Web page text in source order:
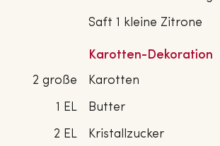
Saft 1 kleine Zitrone
Karotten-Dekoration
2 große
Karotten
1 EL
Butter
2 EL
Kristallzucker